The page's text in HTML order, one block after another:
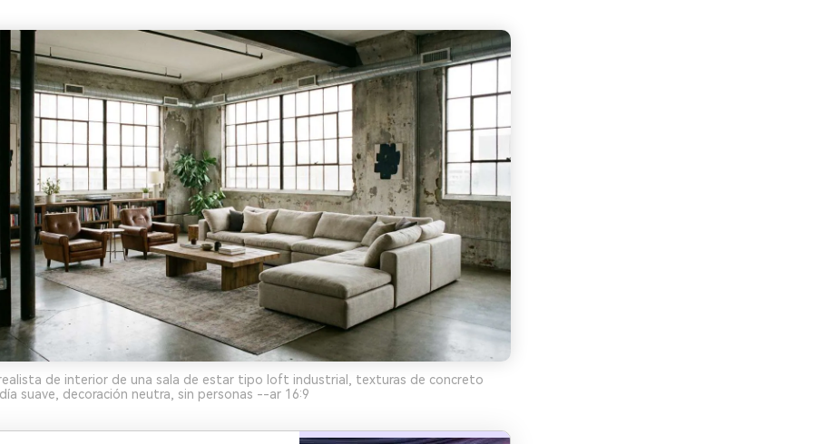
de interior de una sala de estar tipo loft industrial, texturas de concreto
suave, decoración neutra, sin personas --ar 16:9